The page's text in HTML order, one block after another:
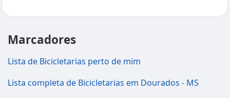
Marcadores
Lista de Bicicletarias perto de mim
Lista completa de Bicicletarias em Dourados - MS